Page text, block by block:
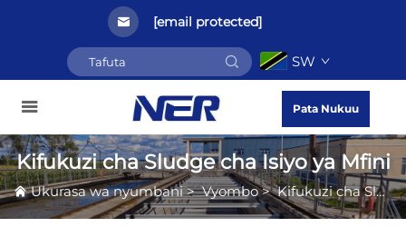
[email protected]
SW
Pata Nukuu
Kifukuzi cha Sludge cha Isiyo ya Mfini
Ukurasa wa nyumbani>Vyombo>Kifukuzi cha Sludge cha Isiyo ya Mfini